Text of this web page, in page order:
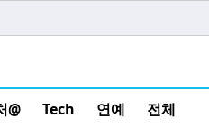
@ Tech 연예 전체